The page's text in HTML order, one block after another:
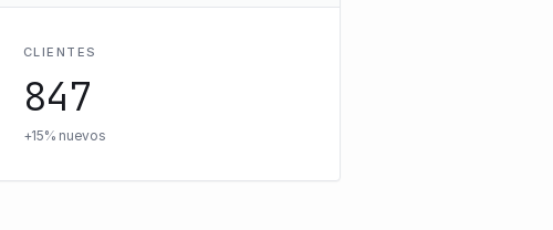
CLIENTES
847
+15% nuevos